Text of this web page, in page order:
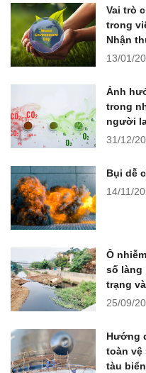
Vai trò
trong
Nhận
13/01/
Ảnh
trong
người
31/12/
Bụi dễ
14/11/
Ô
số làng
trạng
25/09/
Hướng
toàn vệ
tàu biển